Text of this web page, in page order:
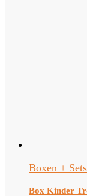
Boxen + Sets
Box Kinder